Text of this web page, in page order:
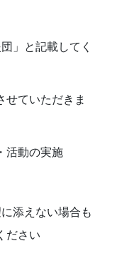
」と記載してく
ていただきま
活動の実施
添えない場合も
ださい